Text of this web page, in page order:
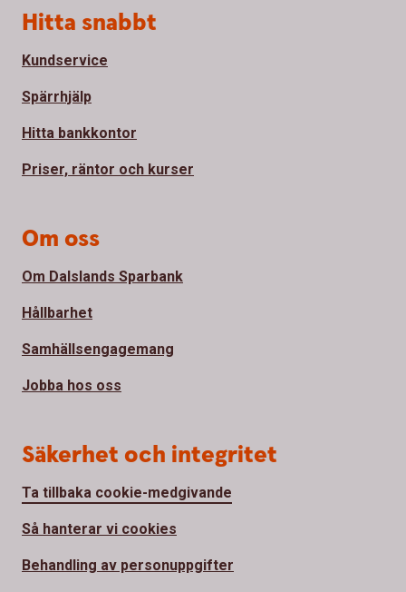
Sidfot
Hitta snabbt
Kundservice
Spärrhjälp
Hitta bankkontor
Priser, räntor och kurser
Om oss
Om Dalslands Sparbank
Hållbarhet
Samhällsengagemang
Jobba hos oss
Säkerhet och integritet
Ta tillbaka cookie-medgivande
Så hanterar vi cookies
Behandling av personuppgifter